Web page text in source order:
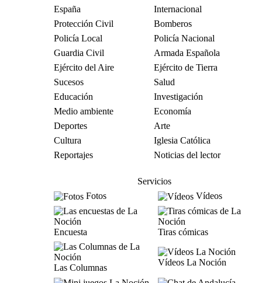
España
Internacional
Protección Civil
Bomberos
Policía Local
Policía Nacional
Guardia Civil
Armada Española
Ejército del Aire
Ejército de Tierra
Sucesos
Salud
Educación
Investigación
Medio ambiente
Economía
Deportes
Arte
Cultura
Iglesia Católica
Reportajes
Noticias del lector
Servicios
Fotos
Vídeos
Encuesta Tiras cómicas
Las Columnas
Vídeos La Noción